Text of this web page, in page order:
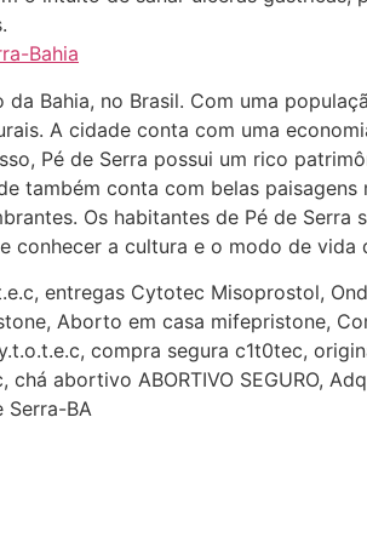
Bahia
Bahia, no Brasil. Com uma
A cidade conta com uma
Pé de Serra possui um rico
também conta com belas
Os habitantes de Pé de
conhecer a cultura e o modo de vida
entregas Cytotec Misoprostol,
Aborto em casa mifepristone,
compra segura c1t0tec,
abortivo ABORTIVO SEGURO,
Serra-BA